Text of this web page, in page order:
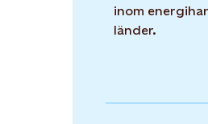
inom
länder.